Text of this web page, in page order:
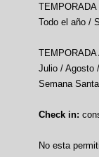
TEMPORADA
Todo el año /
TEMPORADA
Julio / Agosto
Semana Santa
Check in:
No esta